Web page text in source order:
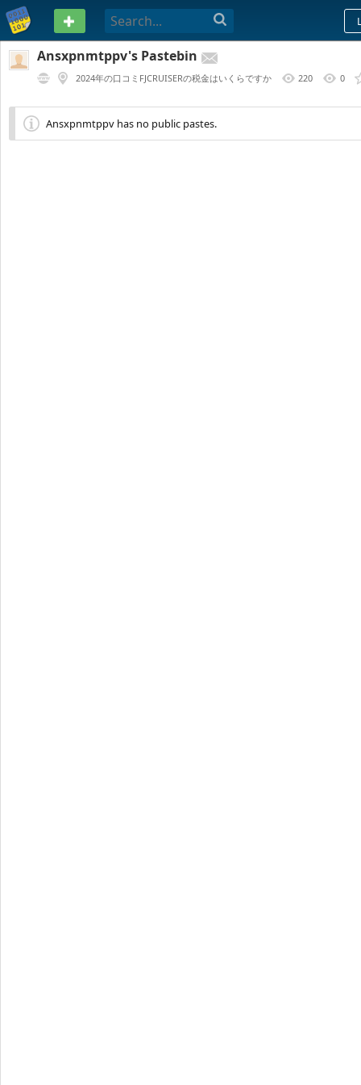
PASTEBIN
Ansxpnmtppv's Pastebin
2024年の口コミFJCRUISERの税金はいくらですか 220 0
Ansxpnmtppv has no public pastes.